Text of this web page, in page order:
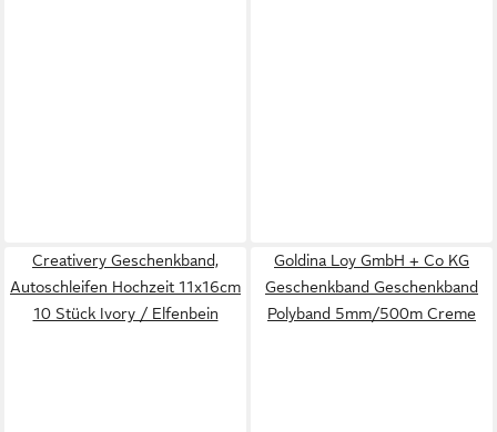
Creativery Geschenkband,
Autoschleifen Hochzeit 11x16cm
10 Stück Ivory / Elfenbein
Goldina Loy GmbH + Co KG
Geschenkband Geschenkband
Polyband 5mm/500m Creme